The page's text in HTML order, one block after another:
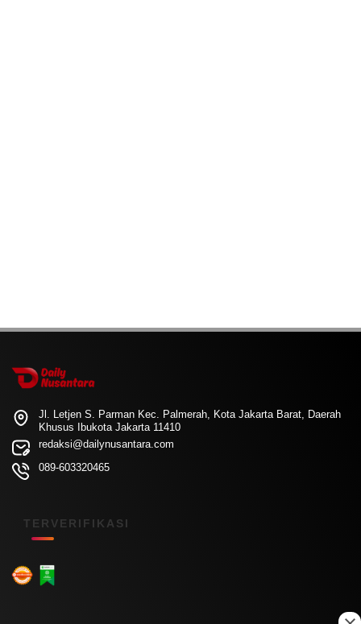
Jl. Letjen S. Parman Kec. Palmerah, Kota Jakarta Barat, Daerah
Khusus Ibukota Jakarta 11410
redaksi@dailynusantara.com
089-603320465
TERVERIFIKASI